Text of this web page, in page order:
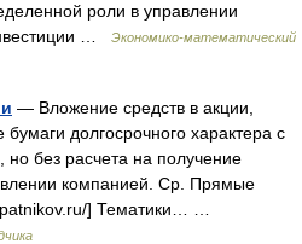
роли в управлении
…
Экономико-математический
— Вложение средств в акции,
долгосрочного характера с
без расчета на получение
компанией. Ср. Прямые
] Тематики… …